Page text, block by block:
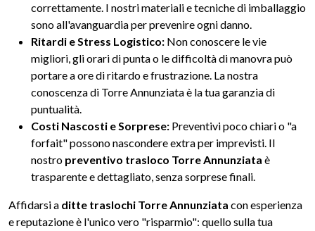
correttamente. I nostri materiali e tecniche di imballaggio
sono all'avanguardia per prevenire ogni danno.
Ritardi e Stress Logistico: Non conoscere le vie
migliori, gli orari di punta o le difficoltà di manovra può
portare a ore di ritardo e frustrazione. La nostra
conoscenza di Torre Annunziata è la tua garanzia di
puntualità.
Costi Nascosti e Sorprese: Preventivi poco chiari o "a
forfait" possono nascondere extra per imprevisti. Il
nostro preventivo trasloco Torre Annunziata è
trasparente e dettagliato, senza sorprese finali.
Affidarsi a ditte traslochi Torre Annunziata con esperienza
e reputazione è l'unico vero "risparmio": quello sulla tua